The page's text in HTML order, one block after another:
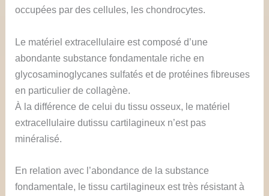
occupées par des cellules, les chondrocytes.
Le matériel extracellulaire est composé d’une
abondante substance fondamentale riche en
glycosaminoglycanes sulfatés et de protéines fibreuses
en particulier de collagène.
À la différence de celui du tissu osseux, le matériel
extracellulaire dutissu cartilagineux n’est pas
minéralisé.
En relation avec l’abondance de la substance
fondamentale, le tissu cartilagineux est très résistant à